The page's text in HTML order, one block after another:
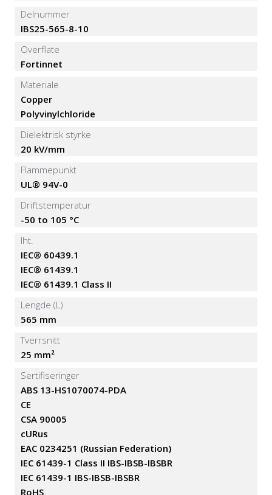
Delnummer
IBS25-565-8-10
Overflate
Fortinnet
Materiale
Copper
Polyvinylchloride
Dielektrisk styrke
20 kV/mm
Flammepunkt
UL® 94V-0
Driftstemperatur
-50 to 105 °C
Iht.
IEC® 60439.1
IEC® 61439.1
IEC® 61439.1 Class II
Lengde (L)
565 mm
Tverrsnitt
25 mm²
Sertifiseringer
ABS 13-HS1070074-PDA
CE
CSA 90005
cURus
EAC 0234251 (Russian Federation)
IEC 61439-1 Class II IBS-IBSB-IBSBR
IEC 61439-1 IBS-IBSB-IBSBR
RoHS